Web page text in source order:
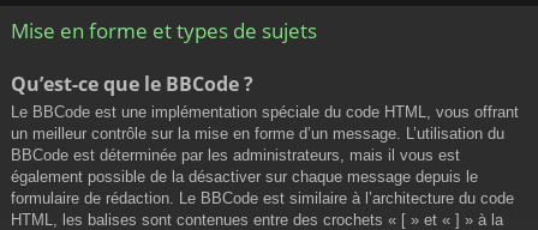
Mise en forme et types de sujets
Qu’est-ce que le BBCode ?
Le BBCode est une implémentation spéciale du code HTML, vous offrant
un meilleur contrôle sur la mise en forme d’un message. L’utilisation du
BBCode est déterminée par les administrateurs, mais il vous est
également possible de la désactiver sur chaque message depuis le
formulaire de rédaction. Le BBCode est similaire à l’architecture du code
HTML, les balises sont contenues entre des crochets « [ » et « ] » à la